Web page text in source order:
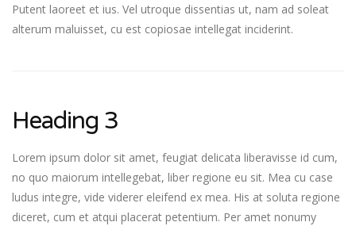
Putent laoreet et ius. Vel utroque dissentias ut, nam ad soleat
alterum maluisset, cu est copiosae intellegat inciderint.
Heading 3
Lorem ipsum dolor sit amet, feugiat delicata liberavisse id cum,
no quo maiorum intellegebat, liber regione eu sit. Mea cu case
ludus integre, vide viderer eleifend ex mea. His at soluta regione
diceret, cum et atqui placerat petentium. Per amet nonumy